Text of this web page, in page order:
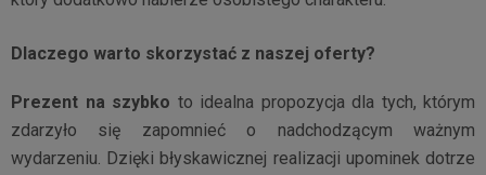
Dlaczego warto skorzystać z naszej oferty?
Prezent na szybko to idealna propozycja dla tych, którym
zdarzyło się zapomnieć o nadchodzącym ważnym
wydarzeniu. Dzięki błyskawicznej realizacji upominek dotrze